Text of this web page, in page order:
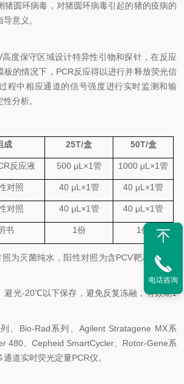
猪圆环病毒 ，对猪圆环病毒引起的猪的疫病的
意义。
高度保守区域设计特异性引物和探针，在反应
板的情况下， PCR反应得以进行并释放荧光信
程中相应通道的信号强度进行实时监测和输
分析。
成 25T/盒 50T/盒
反应液 500 μL×1管 1000 μL×1管
对照 40 μL×1管 40 μL×1管
对照 40 μL×1管 40 μL×1管
书 1份 1份
为灭菌纯水 ，阳性对照为含PCV靶基因的质
避光-20℃以下保存，避免反复冻融，有效期1
、 Bio-Rad系列、 Agilent Stratagene MX系
480 Cepheid SmartCycler Rotor-Gene系
通道实时荧光定量PCR仪。
电话咨询